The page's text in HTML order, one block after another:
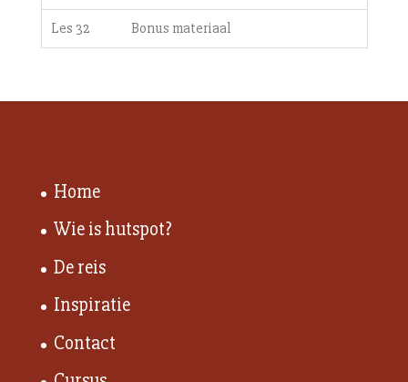
Les 32 Bonus materiaal
Home
Wie is hutspot?
De reis
Inspiratie
Contact